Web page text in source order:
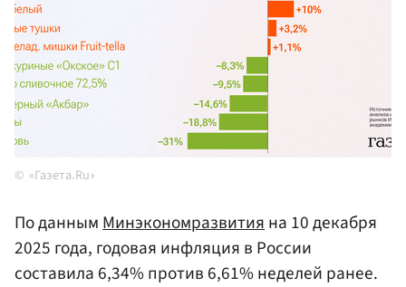
«Газета.Ru»
По даннымМинэкономразвитияна 10 декабря
2025 года, годовая инфляция в России
составила 6,34% против 6,61% неделей ранее.